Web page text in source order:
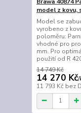
model z kovu,
Model se
vyrobeno z
poloměru:
vhodné pro
mm. Pro
použití od R
14 749 Kč
14 270 Kč/
11 793 Kč bez